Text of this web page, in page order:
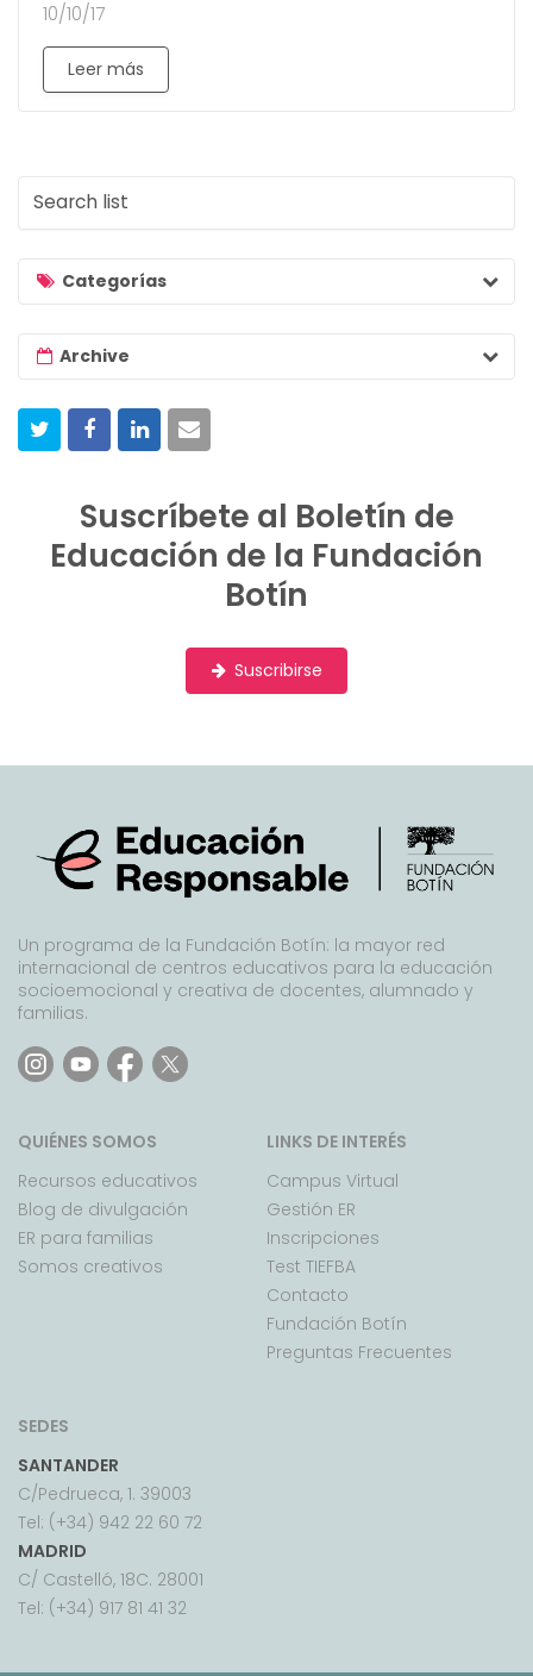
10/10/17
Leer más
i
Categorías
Archive
Suscríbete al Boletín de
Educación de la Fundación
Botín
Suscribirse
Un programa de la Fundación Botín: la mayor red
internacional de centros educativos para la educación
socioemocional y creativa de docentes, alumnado y
familias.
QUIÉNES SOMOS
Recursos educativos
Blog de divulgación
ER para familias
Somos creativos
LINKS DE INTERÉS
Campus Virtual
Gestión ER
Inscripciones
Test TIEFBA
Contacto
Fundación Botín
Preguntas Frecuentes
SEDES
SANTANDER
C/Pedrueca, 1. 39003
Tel: (+34) 942 22 60 72
MADRID
C/ Castelló, 18C. 28001
Tel: (+34) 917 81 41 32